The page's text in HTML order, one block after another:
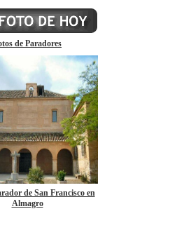
de Paradores
de San Francisco en
Almagro